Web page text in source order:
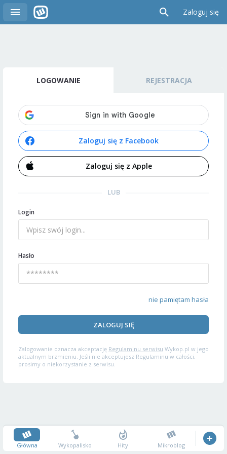
Zaloguj się
LOGOWANIE REJESTRACJA
Zaloguj się z Facebook
Zaloguj się z Apple
LUB
Login
Hasło
nie pamiętam hasła
ZALOGUJ SIĘ
Zalogowanie oznacza akceptację Regulaminu serwisu Wykop.pl w jego
aktualnym brzmieniu. Jeśli nie akceptujesz Regulaminu w całości,
prosimy o niekorzystanie z serwisu.
Główna Wykopalisko Hity Mikroblog